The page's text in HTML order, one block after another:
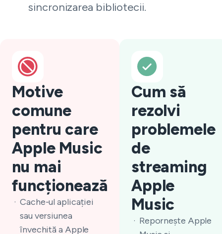
sincronizarea bibliotecii.
Motive
comune
pentru care
Apple Music
nu mai
funcționează
Cache-ul aplicației
sau versiunea
învechită a Apple
Cum să
rezolvi
problemele
de
streaming
Apple
Music
Repornește Apple